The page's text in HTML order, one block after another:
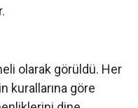
olarak görüldü. Her
kurallarına göre